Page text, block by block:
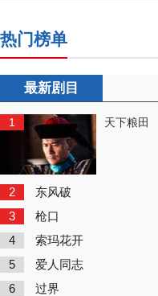
热门榜单
最新剧目
1 天下粮田
2 东风破
3 枪口
4 索玛花开
5 爱人同志
6 过界